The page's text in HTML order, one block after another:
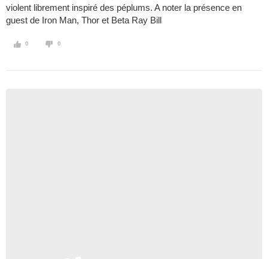
violent librement inspiré des péplums. A noter la présence en
guest de Iron Man, Thor et Beta Ray Bill
0 0